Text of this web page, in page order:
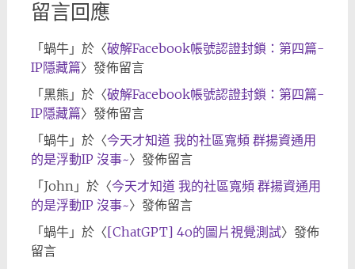
留言回應
「 蝸牛」於〈破解Facebook帳號認證封鎖：第四篇-
IP隱藏篇〉發佈留言
「 黑熊 」於〈破解Facebook帳號認證封鎖：第四篇-
IP隱藏篇〉發佈留言
「 蝸牛」於〈今天才知道 我的社區寬頻 群揚資通用
的是浮動IP 沒事~〉發佈留言
「 John」於〈今天才知道 我的社區寬頻 群揚資通用
的是浮動IP 沒事~〉發佈留言
「 蝸牛」於〈[ChatGPT] 4o的圖片視覺測試〉發佈
留言